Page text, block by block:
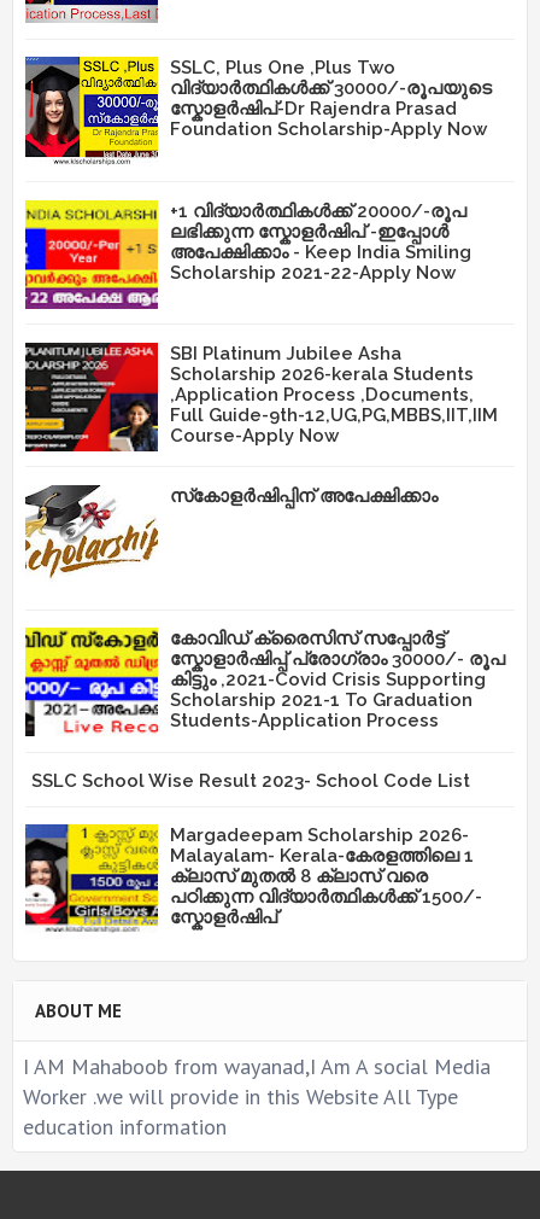
SSLC, Plus One ,Plus Two
വിദ്യാർത്ഥികൾക്ക് 30000/-രൂപയുടെ
സ്കോളർഷിപ്-Dr Rajendra Prasad
Foundation Scholarship-Apply Now
+1 വിദ്യാർത്ഥികൾക്ക് 20000/-രൂപ
ലഭിക്കുന്ന സ്കോളർഷിപ് -ഇപ്പോൾ
അപേക്ഷിക്കാം - Keep India Smiling
Scholarship 2021-22-Apply Now
SBI Platinum Jubilee Asha
Scholarship 2026-kerala Students
,Application Process ,Documents,
Full Guide-9th-12,UG,PG,MBBS,IIT,IIM
Course-Apply Now
സ്‌കോളർഷിപ്പിന് അപേക്ഷിക്കാം
കോവിഡ് ക്രൈസിസ് സപ്പോർട്ട്
സ്കോളാർഷിപ്പ് പ്രോഗ്രാം 30000/- രൂപ
കിട്ടും ,2021-Covid Crisis Supporting
Scholarship 2021-1 To Graduation
Students-Application Process
SSLC School Wise Result 2023- School Code List
Margadeepam Scholarship 2026-
Malayalam- Kerala-കേരളത്തിലെ 1
ക്ലാസ് മുതൽ 8 ക്ലാസ് വരെ
പഠിക്കുന്ന വിദ്യാർത്ഥികൾക്ക് 1500/-
സ്കോളർഷിപ്
ABOUT ME
I AM Mahaboob from wayanad,I Am A social Media
Worker .we will provide in this Website All Type
education information